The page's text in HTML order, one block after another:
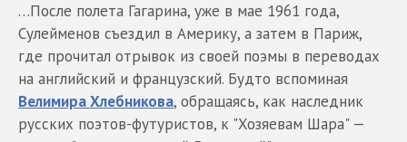
…После полета Гагарина, уже в мае 1961 года,
Сулейменов съездил в Америку, а затем в Париж,
где прочитал отрывок из своей поэмы в переводах
на английский и французский. Будто вспоминая
Велимира Хлебникова, обращаясь, как наследник
русских поэтов-футуристов, к "Хозяевам Шара" —